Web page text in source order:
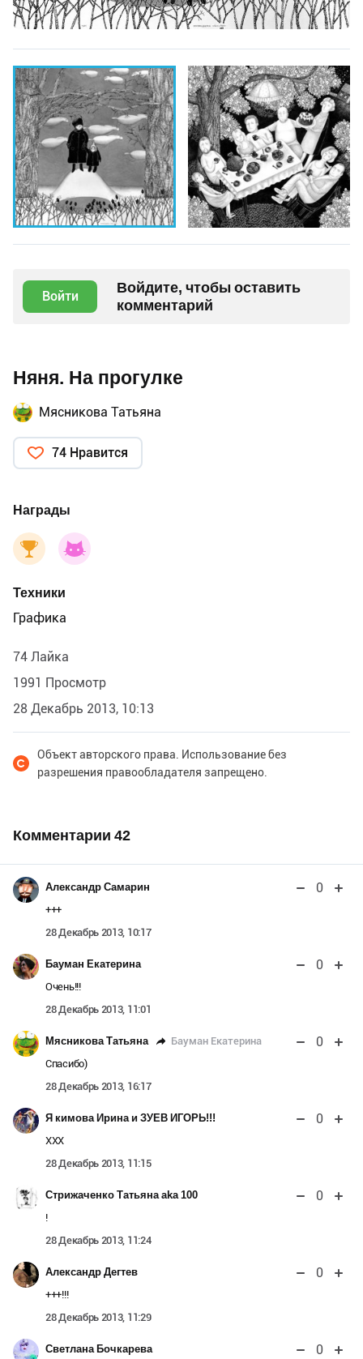
Войти
Войдите, чтобы оставить
комментарий
Няня. На прогулке
Мясникова Татьяна
74 Нравится
Награды
Техники
Графика
74 Лайка
1991 Просмотр
28 Декабрь 2013, 10:13
Объект авторского права. Использование без
разрешения правообладателя запрещено.
Комментарии 42
Александр Самарин 0
+++
28 Декабрь 2013, 10:17
Бауман Екатерина 0
Очень!!!
28 Декабрь 2013, 11:01
Мясникова Татьяна Бауман Екатерина 0
Спасибо)
28 Декабрь 2013, 16:17
Я кимова Ирина и ЗУЕВ ИГОРЬ!!! 0
ХХХ
28 Декабрь 2013, 11:15
Стрижаченко Татьяна aka 100 0
!
28 Декабрь 2013, 11:24
Александр Дегтев 0
+++!!!
28 Декабрь 2013, 11:29
Светлана Бочкарева 0